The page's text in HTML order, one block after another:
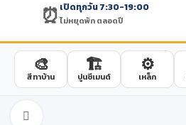
⏰ เปิดทุกวัน 7:30-19:00
ไม่หยุดพัก ตลอดปี
🎨
สีทาบ้าน
🏗️
ปูนซีเมนต์
⚙️
เหล็ก